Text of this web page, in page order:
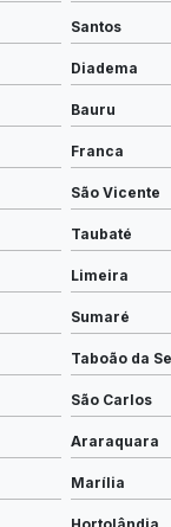
Santos
Diadema
Bauru
Franca
São Vicente
Taubaté
Limeira
Sumaré
Taboão da
São Carlos
Araraquara
Marília